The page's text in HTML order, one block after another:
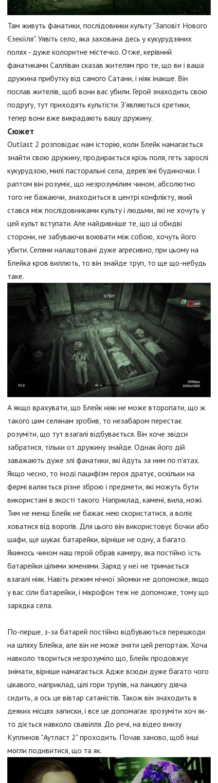
Там живуть фанатики, послідовники культу "Заповіт Нового
Єзекіїля". Уявіть село, яка захована десь у кукурудзяних
полях - дуже колоритне містечко. Отже, керівний
фанатиками Салліван сказав жителям про те, що ви і ваша
дружина прибутку від самого Сатани, і ніяк інакше. Він
послав жителів, щоб вони вас убили. Герой знаходить свою
подругу, тут приходять культісти. З'являються єретики,
тепер вони вже викрадають вашу дружину.
Сюжет
Outlast 2 розповідає нам історію, коли Блейк намагається
знайти свою дружину, продирається крізь поля, геть зарослі
кукурудзою, милі пасторальні села, дерев'яні будиночки. І
раптом він розуміє, що незрозумілим чином, абсолютно
того не бажаючи, знаходиться в центрі конфлікту, який
стався між послідовниками культу і людьми, які не хочуть у
цей культ вступати. Але найдивніше те, що ці обидві
сторони, не забуваючи воювати між собою, хочуть його
убити. Селяни налаштовані дуже агресивно, при цьому на
Блейка кров виллють, то він знайде труп, то ще що-небудь
таке.
А якщо врахувати, що Блейк ніяк не може второпати, що ж
такого цим селянам зробив, то незабаром перестає
розуміти, що тут взагалі відбувається. Він хоче звідси
забратися, тільки от дружину знайде. Однак його дій
заважають дуже злі фанатики, які йдуть за ним по п'ятах.
Якщо чесно, то іноді пацифізм героя дратує, оскільки на
фермі валяється різне зброю і предмети, які можуть бути
використані в якості такого. Наприклад, камені, вила, ножі.
Тим не менш Блейк не бажає нею скористатися, а воліє
ховатися від ворогів. Для цього він використовує бочки або
шафи, ще шукає батарейки, вірніше не одну, а багато.
Якимось чином наш герой обрав камеру, яка постійно їсть
батарейки цілими жменями. Заряд у неї не тримається
взагалі ніяк. Навіть режим нічної зйомки не допоможе, якщо
у вас сіли батарейки, і мікрофон теж не допоможе, тому що
зарядка села.
По-перше, з-за батарей постійно відбуваються перешкоди
на шляху Блейка, але він не може зняти цей репортаж. Хоча
навколо твориться незрозуміло що, Блейк продовжує
знімати, вірніше намагається. Адже всюди дуже багато чого
цікавого, наприклад, цілі гори трупів, на ланцюгу дівча
сидить, а ось це вівтар сатаністів. Також він знаходить в
деяких місцях записки, і все це допомагає зрозуміти хоч як-
то діється навколо свавілля. До речі, на відео внизу
Куплинов "Аутласт 2" проходить. Почав заново, щоб інші
могли подивитися, що та як.